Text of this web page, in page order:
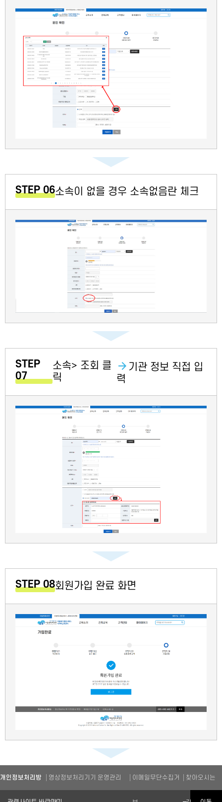
STEP 06소속이 없을 경우 소속없음란 체크
STEP
07
소속> 조회 클
릭
기관 정보 직접 입
력
STEP 08회원가입 완료 화면
개인정보처리방 영상정보처리기기 운영관리 이메일무단수집거 찾아오시는